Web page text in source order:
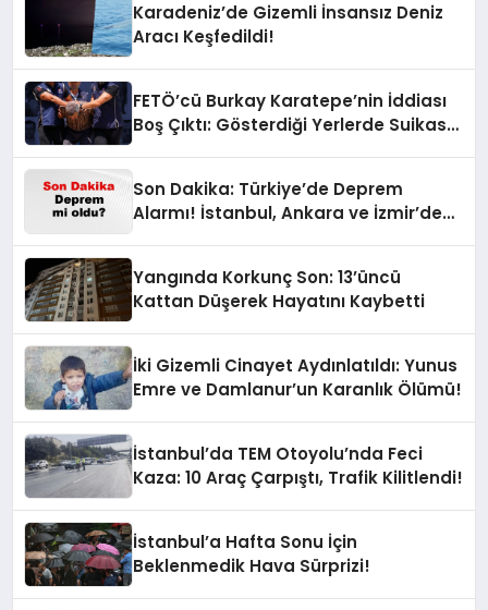
Karadeniz’de Gizemli İnsansız Deniz
Aracı Keşfedildi!
FETÖ’cü Burkay Karatepe’nin İddiası
Boş Çıktı: Gösterdiği Yerlerde Suikast
Son Dakika: Türkiye’de Deprem
Alarmı! İstanbul, Ankara ve İzmir’de
Yangında Korkunç Son: 13’üncü
Kattan Düşerek Hayatını Kaybetti
İki Gizemli Cinayet Aydınlatıldı: Yunus
Emre ve Damlanur’un Karanlık Ölümü!
İstanbul’da TEM Otoyolu’nda Feci
Kaza: 10 Araç Çarpıştı, Trafik Kilitlendi!
İstanbul’a Hafta Sonu İçin
Beklenmedik Hava Sürprizi!